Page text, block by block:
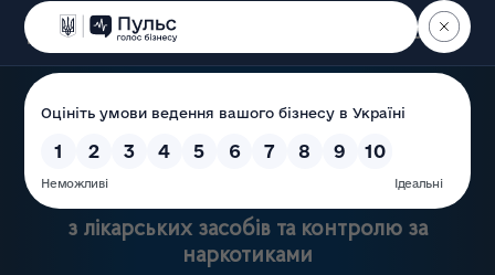
Пошук
Державна служба України
з лікарських засобів та контролю за
наркотиками